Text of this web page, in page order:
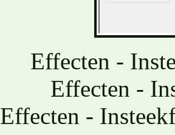
Effecten -
Effecten -
Effecten -